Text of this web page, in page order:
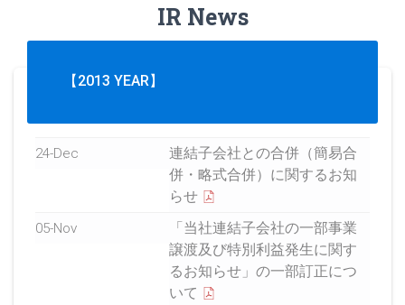
IR News
【2013 YEAR】
24-Dec
連結子会社との合併（簡易合
併・略式合併）に関するお知
らせ
05-Nov
「当社連結子会社の一部事業
譲渡及び特別利益発生に関す
るお知らせ」の一部訂正につ
いて